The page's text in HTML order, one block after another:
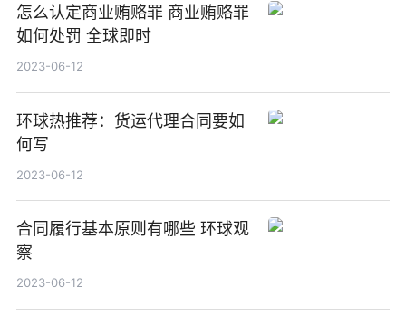
怎么认定商业贿赂罪 商业贿赂罪
如何处罚 全球即时
2023-06-12
环球热推荐：货运代理合同要如
何写
2023-06-12
合同履行基本原则有哪些 环球观
察
2023-06-12